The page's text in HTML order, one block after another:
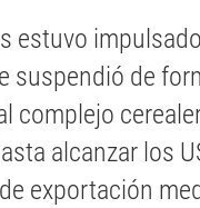
estuvo
suspendió de
complejo
alcanzar los
exportación